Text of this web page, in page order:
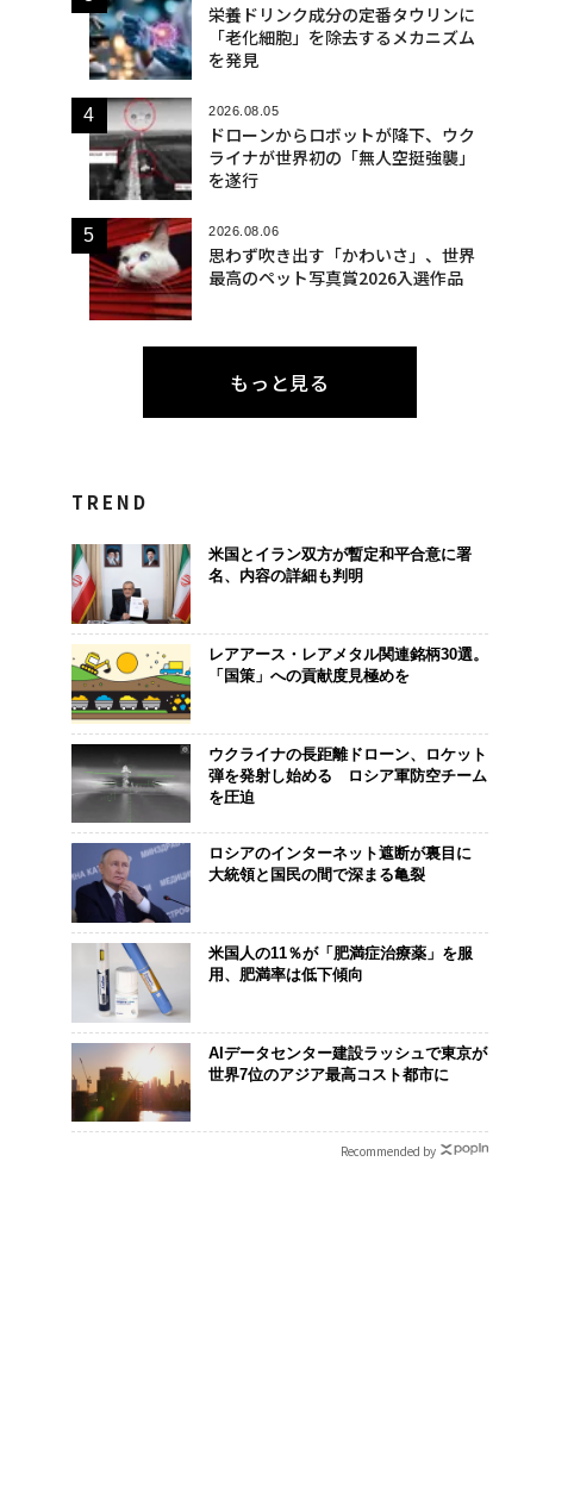
栄養ドリンク成分の定番タウリンに
「老化細胞」を除去するメカニズム
を発見
2026.08.05
ドローンからロボットが降下、ウク
ライナが世界初の「無人空挺強襲」
を遂行
2026.08.06
思わず吹き出す「かわいさ」、世界
最高のペット写真賞2026入選作品
もっと見る
TREND
米国とイラン双方が暫定和平合意に署
名、内容の詳細も判明
レアアース・レアメタル関連銘柄30選。
「国策」への貢献度見極めを
ウクライナの長距離ドローン、ロケット
弾を発射し始める ロシア軍防空チーム
を圧迫
ロシアのインターネット遮断が裏目に
大統領と国民の間で深まる亀裂
米国人の11％が「肥満症治療薬」を服
用、肥満率は低下傾向
AIデータセンター建設ラッシュで東京が
世界7位のアジア最高コスト都市に
Recommended by